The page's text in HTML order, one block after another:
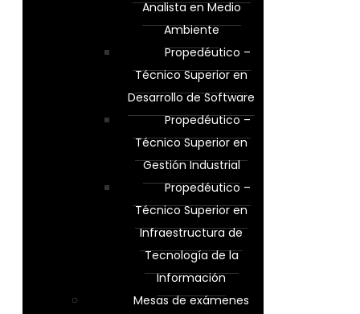
Analista en Medio
Ambiente
Propedéutico –
Técnico Superior en
Desarrollo de Software
Propedéutico –
Técnico Superior en
Gestión Industrial
Propedéutico –
Técnico Superior en
Infraestructura de
Tecnología de la
Información
Mesas de exámenes